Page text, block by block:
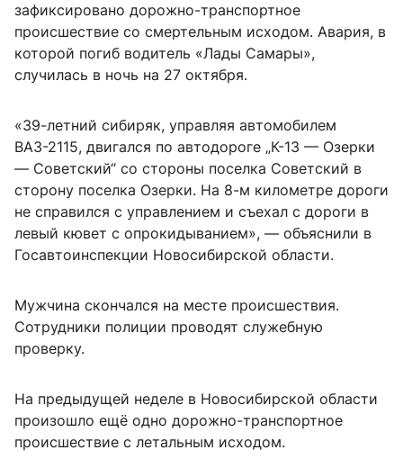
зафиксировано дорожно-транспортное
происшествие со смертельным исходом. Авария, в
которой погиб водитель «Лады Самары»,
случилась в ночь на 27 октября.
«39-летний сибиряк, управляя автомобилем
ВАЗ-2115, двигался по автодороге „К-13 — Озерки
— Советский“ со стороны поселка Советский в
сторону поселка Озерки. На 8-м километре дороги
не справился с управлением и съехал с дороги в
левый кювет с опрокидыванием», — объяснили в
Госавтоинспекции Новосибирской области.
Мужчина скончался на месте происшествия.
Сотрудники полиции проводят служебную
проверку.
На предыдущей неделе в Новосибирской области
произошло ещё одно дорожно-транспортное
происшествие с летальным исходом.